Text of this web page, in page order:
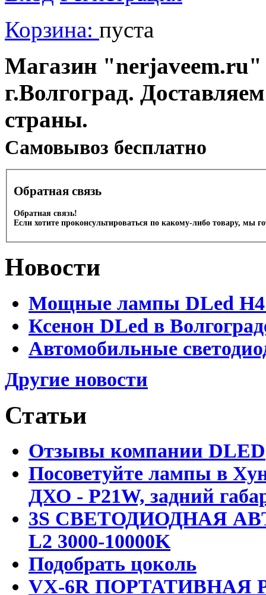
Корзина: пуста
Магазин "nerjaveem.ru"
г.Волгоград.
страны.
Cамовывоз бесплатно
Обратная связь
Обратная связь!
Если хотите проконсультироваться по какому-либо товару, мы
Новости
Мощные лампы DLed H4
Ксенон DLed в
Автомобильные
Другие новости
Статьи
Отзывы компании DLED
Посоветуйте лампы в
ДХО - P21W, задний
3S СВЕТОДИОДНАЯ
L2 3000-10000K
Подобрать цоколь
VX-6R ПОРТАТИВНАЯ